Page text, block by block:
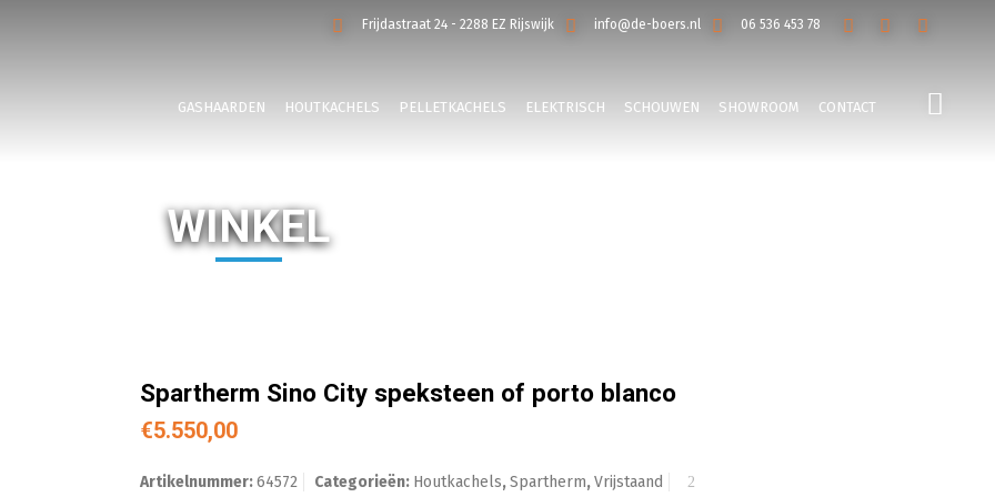
Frijdastraat 24 - 2288 EZ Rijswijk info@de-boers.nl 06 536 453 78
GASHAARDEN HOUTKACHELS PELLETKACHELS ELEKTRISCH SCHOUWEN SHOWROOM CONTACT
WINKEL
Spartherm Sino City speksteen of porto blanco
€5.550,00
Artikelnummer:64572 Categorieën: Houtkachels,Spartherm,Vrijstaand